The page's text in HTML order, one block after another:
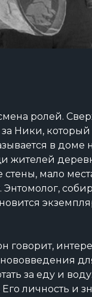
ролей.
Ники, который
в
жителей
стены, мало
Энтомолог,
говорит,
за еду и
личность и